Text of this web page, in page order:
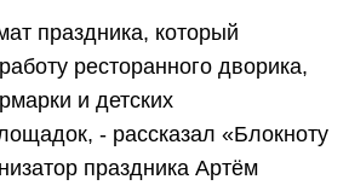
праздника, который
ресторанного дворика,
и детских
- рассказал «Блокноту
праздника Артём